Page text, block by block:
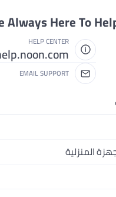
Always Here To
HELP CENTER
EMAIL SUPPORT
المنزلية